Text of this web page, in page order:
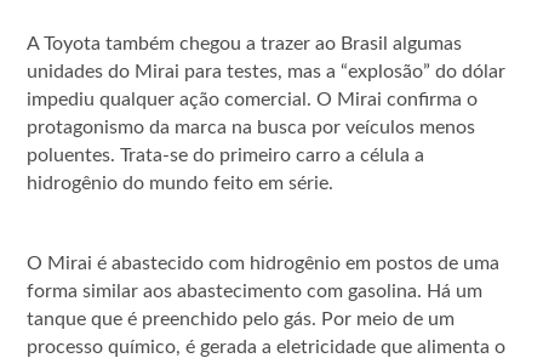
A Toyota também chegou a trazer ao Brasil algumas
unidades do Mirai para testes, mas a “explosão” do dólar
impediu qualquer ação comercial. O Mirai confirma o
protagonismo da marca na busca por veículos menos
poluentes. Trata-se do primeiro carro a célula a
hidrogênio do mundo feito em série.
O Mirai é abastecido com hidrogênio em postos de uma
forma similar aos abastecimento com gasolina. Há um
tanque que é preenchido pelo gás. Por meio de um
processo químico, é gerada a eletricidade que alimenta o